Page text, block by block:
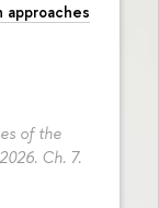
approaches
of the
Ch. 7.